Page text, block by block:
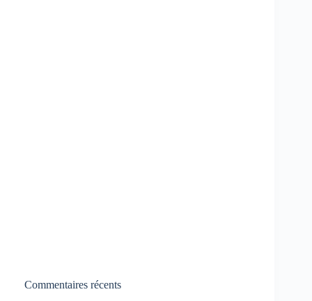
Commentaires récents